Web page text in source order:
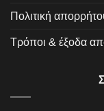
Πολιτική
Τρόποι & έξοδα